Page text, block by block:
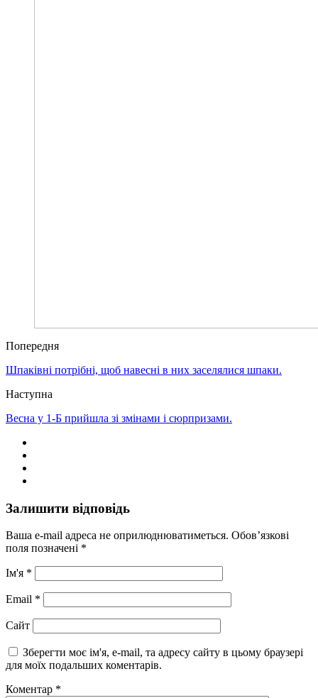
Попередня
Шпаківні потрібні, щоб навесні в них заселялися шпаки.
Наступна
Весна у 1-Б прийшла зі змінами і сюрпризами.
Залишити відповідь
Ваша e-mail адреса не оприлюднюватиметься. Обов’язкові
поля позначені *
Ім'я *
Email *
Сайт
Зберегти моє ім'я, e-mail, та адресу сайту в цьому браузері
для моїх подальших коментарів.
Коментар *